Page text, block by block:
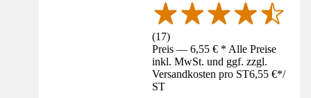
(17)
Preis — 6,55 € * Alle Preise
inkl. MwSt. und ggf. zzgl.
Versandkosten pro ST6,55 €*/
ST